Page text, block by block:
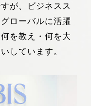
が、ビジネスス
ローバルに活躍
を教え・何を大
しています。